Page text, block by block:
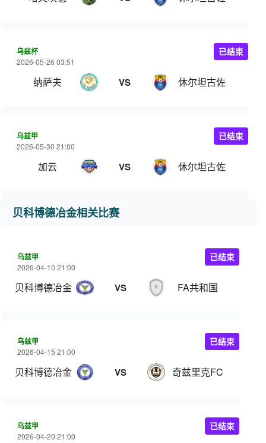
乌兹杯
2026-05-26 03:51
纳萨夫 VS 休尔坦古佐
已结束
乌兹甲
2026-05-30 21:00
加云 VS 休尔坦古佐
已结束
贝科博德冶金相关比赛
乌兹甲
2026-04-10 21:00
贝科博德冶金 VS FA共和国
已结束
乌兹甲
2026-04-15 21:00
贝科博德冶金 VS 奇兹里克FC
已结束
乌兹甲
2026-04-20 21:00
已结束